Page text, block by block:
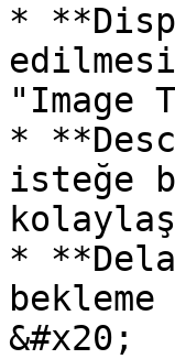
*
"Image
*
isteğe
*
&#x20;